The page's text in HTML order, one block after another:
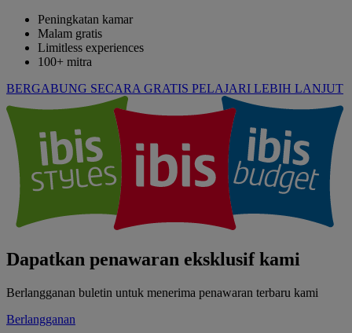
Peningkatan kamar
Malam gratis
Limitless experiences
100+ mitra
BERGABUNG SECARA GRATIS PELAJARI LEBIH LANJUT
Dapatkan penawaran eksklusif kami
Berlangganan buletin untuk menerima penawaran terbaru kami
Berlangganan